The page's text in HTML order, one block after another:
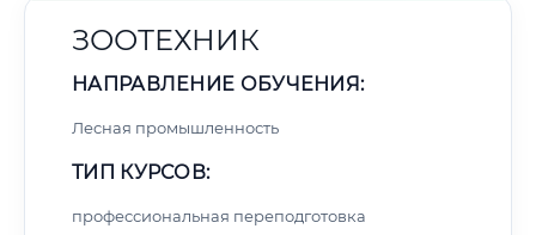
ЗООТЕХНИК
НАПРАВЛЕНИЕ ОБУЧЕНИЯ:
Лесная промышленность
ТИП КУРСОВ:
профессиональная переподготовка